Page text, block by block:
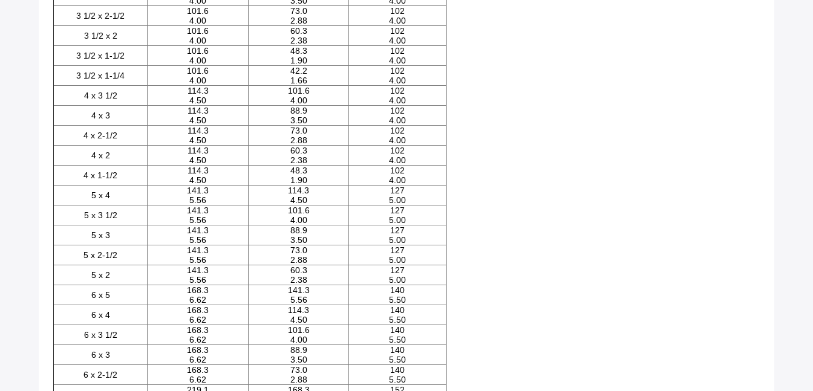
3 1/2 x 2-1/2
101.6
4.00
73.0
2.88
102
4.00
3 1/2 x 2
101.6
4.00
60.3
2.38
102
4.00
3 1/2 x 1-1/2
101.6
4.00
48.3
1.90
102
4.00
3 1/2 x 1-1/4
101.6
4.00
42.2
1.66
102
4.00
4 x 3 1/2
114.3
4.50
101.6
4.00
102
4.00
4 x 3
114.3
4.50
88.9
3.50
102
4.00
4 x 2-1/2
114.3
4.50
73.0
2.88
102
4.00
4 x 2
114.3
4.50
60.3
2.38
102
4.00
4 x 1-1/2
114.3
4.50
48.3
1.90
102
4.00
5 x 4
141.3
5.56
114.3
4.50
127
5.00
5 x 3 1/2
141.3
5.56
101.6
4.00
127
5.00
5 x 3
141.3
5.56
88.9
3.50
127
5.00
5 x 2-1/2
141.3
5.56
73.0
2.88
127
5.00
5 x 2
141.3
5.56
60.3
2.38
127
5.00
6 x 5
168.3
6.62
141.3
5.56
140
5.50
6 x 4
168.3
6.62
114.3
4.50
140
5.50
6 x 3 1/2
168.3
6.62
101.6
4.00
140
5.50
6 x 3
168.3
6.62
88.9
3.50
140
5.50
6 x 2-1/2
168.3
6.62
73.0
2.88
140
5.50